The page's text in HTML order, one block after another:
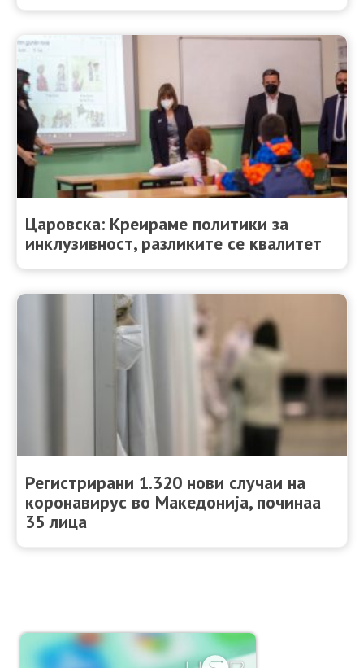
Царовска: Креираме политики за
инклузивност, разликите се квалитет
Регистрирани 1.320 нови случаи на
коронавирус во Македонија, починаа
35 лица